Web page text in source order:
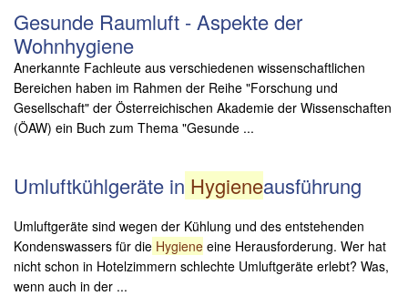
Gesunde Raumluft - Aspekte der
Wohnhygiene
Anerkannte Fachleute aus verschiedenen wissenschaftlichen
Bereichen haben im Rahmen der Reihe "Forschung und
Gesellschaft" der Österreichischen Akademie der Wissenschaften
(ÖAW) ein Buch zum Thema "Gesunde ...
Umluftkühlgeräte in Hygieneausführung
Umluftgeräte sind wegen der Kühlung und des entstehenden
Kondenswassers für die Hygiene eine Herausforderung. Wer hat
nicht schon in Hotelzimmern schlechte Umluftgeräte erlebt? Was,
wenn auch in der ...